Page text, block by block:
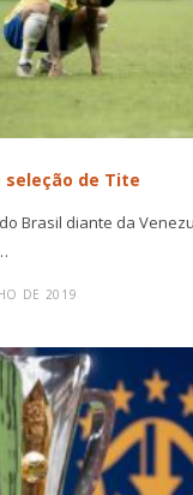
de Tite
Brasil diante da
DE 2019